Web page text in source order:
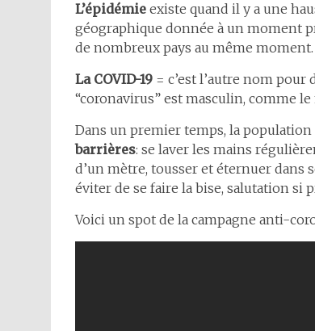
L’épidémie existe quand il y a une
géographique donnée à un moment
de nombreux pays au même moment.
La COVID-19 = c’est l’autre nom
“coronavirus” est masculin, comme le
Dans un premier temps, la
barrières: se laver les mains
d’un mètre, tousser et éternuer dans
éviter de se faire la bise, salutation si
Voici un spot de la campagne anti-